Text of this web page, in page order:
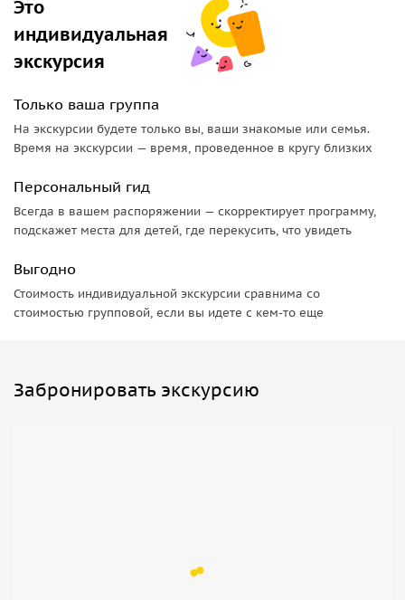
Это
индивидуальная
экскурсия
Только ваша группа
На экскурсии будете только вы, ваши знакомые или семья.
Время на экскурсии — время, проведенное в кругу близких
Персональный гид
Всегда в вашем распоряжении — скорректирует программу,
подскажет места для детей, где перекусить, что увидеть
Выгодно
Стоимость индивидуальной экскурсии сравнима со
стоимостью групповой, если вы идете с кем-то еще
Забронировать экскурсию